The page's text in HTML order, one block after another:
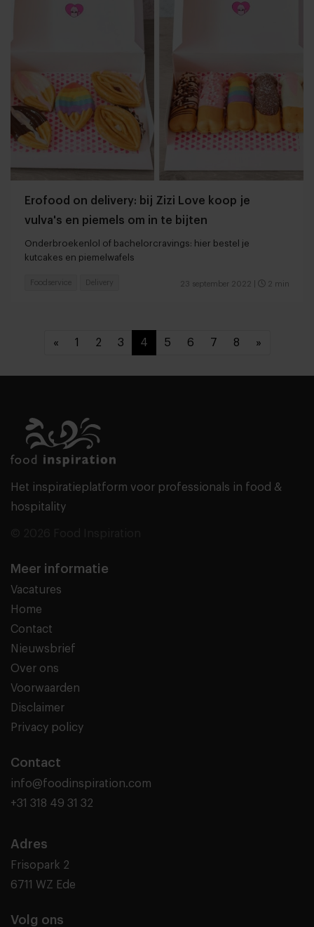
Erofood on delivery: bij Zizi Love koop je
vulva's en piemels om in te bijten
Onderbroekenlol of bachelorcravings: hier bestel je
kutcakes en piemelwafels
23 september 2022 2 min
Foodservice Delivery
« 1 2 3 4 5 6 7 8 »
Het inspiratieplatform voor professionals in food &
hospitality
Meer informatie
Vacatures
Home
Contact
Nieuwsbrief
Over ons
Voorwaarden
Disclaimer
Privacy policy
Contact
info@foodinspiration.com
+31 318 49 31 32
Adres
Frisopark 2
6711 WZ Ede
Volg ons